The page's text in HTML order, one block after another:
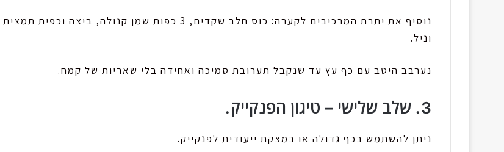
נוסיף את יתרת המרכיבים לקערה: כוס חלב שקדים, 3 כפות שמן קנולה, ביצה וכפית תמצית
וניל.
נערבב היטב עם כף עץ עד שנקבל תערובת סמיכה ואחידה בלי שאריות של קמח.
3. שלב שלישי – טיגון הפנקייק.
ניתן להשתמש בכף גדולה או במצקת ייעודית לפנקייק.